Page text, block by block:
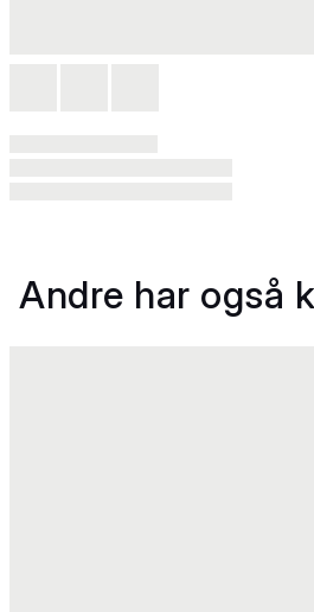
Andre har også